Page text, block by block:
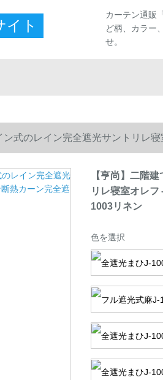
イト
カーテン通販
ど柄、カラー
せ。
ン式のレイン完全遮光サントリレ
【亨尚】二階
リレ寝室オレ
1003リネン
色を選択